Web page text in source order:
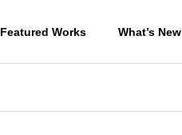
Featured Works What’s New